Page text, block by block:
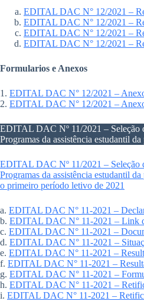
EDITAL DAC N° 12/2021 –
EDITAL DAC N° 12/2021 –
EDITAL DAC N° 12/2021 –
EDITAL DAC N° 12/2021 –
Formularios e Anexos
1. EDITAL DAC N° 12/2021 –
2. EDITAL DAC N° 12/2021 –
EDITAL DAC Nº 11/2021 – Seleção
Programas da assistência estudantil
EDITAL DAC Nº 11/2021 – Seleção
Programas da assistência estudantil
o primeiro período letivo de 2021
a. EDITAL DAC N° 11-2021 –
b. EDITAL DAC N° 11-2021 – Link
c. EDITAL DAC N° 11-2021 –
d. EDITAL DAC N° 11-2021 –
e. EDITAL DAC N° 11-2021 –
f. EDITAL DAC N° 11-2021 –
g. EDITAL DAC N° 11-2021 –
h. EDITAL DAC N° 11-2021 –
i. EDITAL DAC N° 11-2021 –